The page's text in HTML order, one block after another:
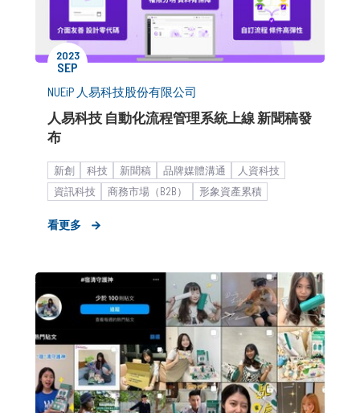
2023
SEP
NUEiP 人易科技股份有限公司
人易科技 自動化流程管理系統上線 新聞稿發
布
新創 科技 新聞稿 品牌媒體溝通
人資科技
資訊科技
商務市場（B2B）
形象資產累積
看更多